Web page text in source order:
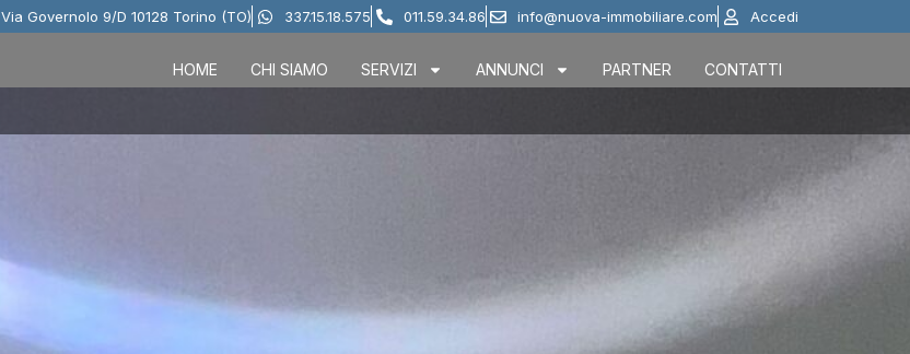
Via Governolo 9/D 10128 Torino (TO) 337.15.18.575 011.59.34.86 info@nuova-immobiliare.com Accedi
HOME CHI SIAMO SERVIZI ANNUNCI PARTNER CONTATTI